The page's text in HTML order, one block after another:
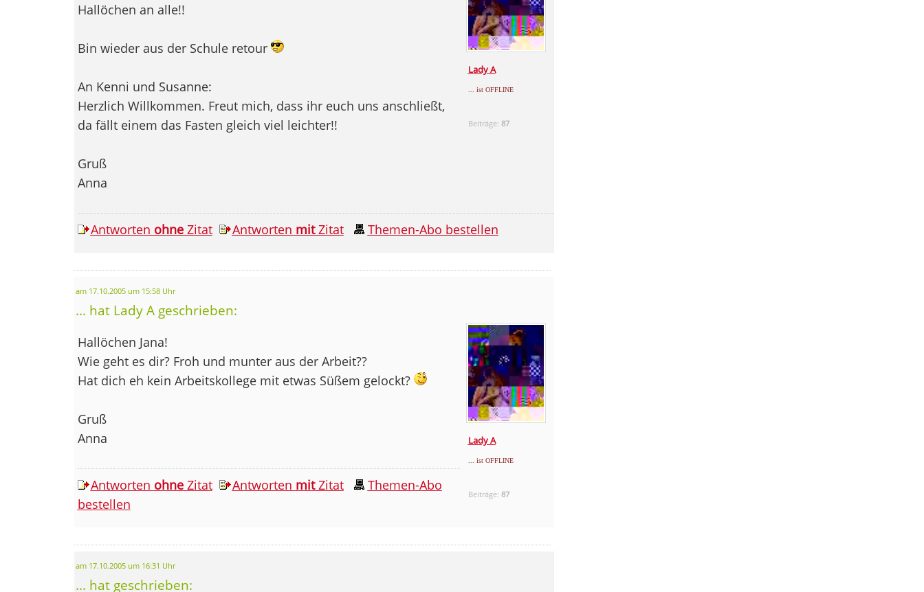
Lady A
... ist OFFLINE
Beiträge: 87
Hallöchen an alle!!
Bin wieder aus der Schule retour
An Kenni und Susanne:
Herzlich Willkommen. Freut mich, dass ihr euch uns anschließt,
da fällt einem das Fasten gleich viel leichter!!
Gruß
Anna
Antworten ohneZitat Antworten mitZitat Themen-Abo bestellen
am 17.10.2005 um 15:58 Uhr
... hat Lady A geschrieben:
Lady A
... ist OFFLINE
Beiträge: 87
Hallöchen Jana!
Wie geht es dir? Froh und munter aus der Arbeit??
Hat dich eh kein Arbeitskollege mit etwas Süßem gelockt?
Gruß
Anna
Antworten ohneZitat Antworten mitZitat
Themen-Abo
bestellen
am 17.10.2005 um 16:31 Uhr
... hat geschrieben: